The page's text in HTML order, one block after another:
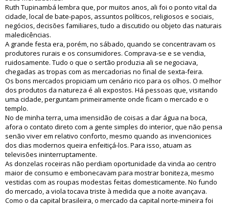
Ruth Tupinambá lembra que, por muitos anos, ali foi o ponto vital da
cidade, local de bate-papos, assuntos políticos, religiosos e sociais,
negócios, decisões familiares, tudo a discutido ou objeto das naturais
maledicências.
A grande festa era, porém, no sábado, quando se concentravam os
produtores rurais e os consumidores. Comprava-se e se vendia,
ruidosamente. Tudo o que o sertão produzia ali se negociava,
chegadas as tropas com as mercadorias no final de sexta-feira.
Os bons mercados propiciam um cenário rico para os olhos. O melhor
dos produtos da natureza é ali expostos. Há pessoas que, visitando
uma cidade, perguntam primeiramente onde ficam o mercado e o
templo.
No de minha terra, uma imensidão de coisas a dar água na boca,
afora o contato direto com a gente simples do interior, que não pensa
senão viver em relativo conforto, mesmo quando as invencionices
dos dias modernos queira enfeitiçá-los. Para isso, atuam as
televisões ininterruptamente.
As donzelas roceiras não perdiam oportunidade da vinda ao centro
maior de consumo e embonecavam para mostrar boniteza, mesmo
vestidas com as roupas modestas feitas domesticamente. No fundo
do mercado, a viola tocava triste à medida que a noite avançava.
Como o da capital brasileira, o mercado da capital norte-mineira foi